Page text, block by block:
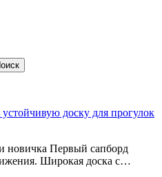
доску для прогулок
новичка Первый сапборд
Широкая доска с…